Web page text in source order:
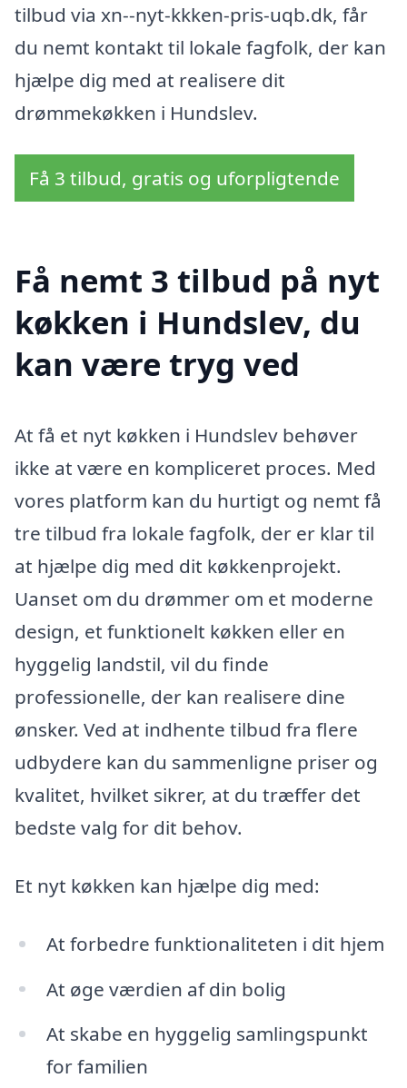
tilbud via xn--nyt-kkken-pris-uqb.dk, får
du nemt kontakt til lokale fagfolk, der kan
hjælpe dig med at realisere dit
drømmekøkken i Hundslev.
Få 3 tilbud, gratis og uforpligtende
Få nemt 3 tilbud på nyt
køkken i Hundslev, du
kan være tryg ved
At få et nyt køkken i Hundslev behøver
ikke at være en kompliceret proces. Med
vores platform kan du hurtigt og nemt få
tre tilbud fra lokale fagfolk, der er klar til
at hjælpe dig med dit køkkenprojekt.
Uanset om du drømmer om et moderne
design, et funktionelt køkken eller en
hyggelig landstil, vil du finde
professionelle, der kan realisere dine
ønsker. Ved at indhente tilbud fra flere
udbydere kan du sammenligne priser og
kvalitet, hvilket sikrer, at du træffer det
bedste valg for dit behov.
Et nyt køkken kan hjælpe dig med:
At forbedre funktionaliteten i dit hjem
At øge værdien af din bolig
At skabe en hyggelig samlingspunkt
for familien